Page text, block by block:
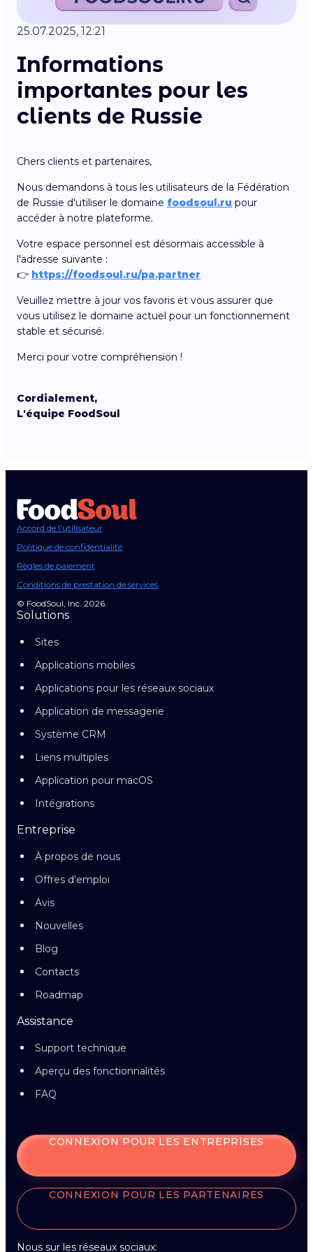
25.07.2025, 12:21
Informations
importantes pour les
clients de Russie
Chers clients et partenaires,
Nous demandons à tous les utilisateurs de la Fédération
de Russie d'utiliser le domaine foodsoul.ru pour
accéder à notre plateforme.
Votre espace personnel est désormais accessible à
l'adresse suivante :
👉 https://foodsoul.ru/pa.partner
Veuillez mettre à jour vos favoris et vous assurer que
vous utilisez le domaine actuel pour un fonctionnement
stable et sécurisé.
Merci pour votre compréhension !
Cordialement,
L'équipe FoodSoul
Accord de l'utilisateur
Politique de confidentialité
Règles de paiement
Conditions de prestation de services
© FoodSoul, Inc. 2026.
Solutions
Sites
Applications mobiles
Applications pour les réseaux sociaux
Application de messagerie
Système CRM
Liens multiples
Application pour macOS
Intégrations
Entreprise
À propos de nous
Offres d'emploi
Avis
Nouvelles
Blog
Contacts
Roadmap
Assistance
Support technique
Aperçu des fonctionnalités
FAQ
CONNEXION POUR LES ENTREPRISES
CONNEXION POUR LES PARTENAIRES
Nous sur les réseaux sociaux: